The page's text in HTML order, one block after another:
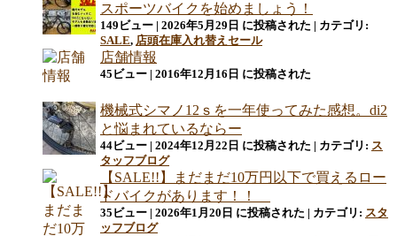
スポーツバイクを始めましょう！
149ビュー 2026年5月29日 に投稿された
カテゴリ:
SALE, 店頭在庫入れ替えセール
店舗情報
45ビュー 2016年12月16日 に投稿された
機械式シマノ12ｓを一年使ってみた感想。di2
と悩まれているならー
44ビュー 2024年12月22日 に投稿された カテゴリ: ス
タッフブログ
【SALE!!】まだまだ10万円以下で買えるロー
ドバイクがあります！！
35ビュー 2026年1月20日 に投稿された カテゴリ: スタ
ッフブログ